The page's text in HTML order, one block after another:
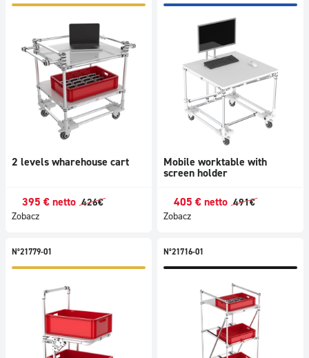
2 levels wharehouse cart
395 € netto 426€
Zobacz
Mobile worktable with
screen holder
405 € netto 491€
Zobacz
N°21779-01 N°21716-01